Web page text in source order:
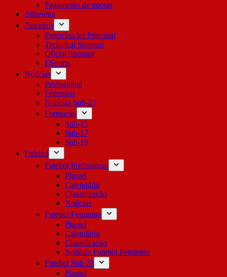
Pagamento de quotas
Bilheteira
Parceiros
Patrocinador Principal
Technical Sponsor
Oficial Sponsor
ESports
Notícias
Profissional
Feminino
Notícias Sub-23
Formação
Sub-15
Sub-17
Sub-19
Futebol
Futebol Profissional
Plantel
Calendário
Classificação
Notícias
Futebol Feminino
Plantel
Calendário
Classificação
Notícias Futebol Feminino
Futebol Sub 23
Plantel